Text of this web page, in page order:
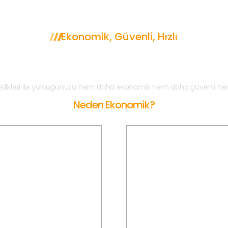
Ekonomik, Güvenli, Hızlı
ile yolcuğunuzu hem daha ekonomik hem daha güvenli
Neden Ekonomik?